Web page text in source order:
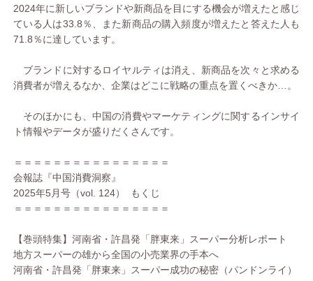
2024年に新しいブランドや新商品を目にする機会が増えたと感じ
ている人は33.8％、また新商品の購入頻度が増えたと答えた人も
71.8％に達しています。
ブランドに対するロイヤルティは消え、新商品を次々と求める
消費者が増えるなか、企業はどこに戦略の重点を置くべきか…。
そのほかにも、中国の消費やマーケティングに関するインサイ
ト情報やデータが盛りだくさんです。
＝＝＝＝＝＝＝＝＝＝＝＝＝＝＝＝
会報誌『中国消費洞察』
2025年5月号（vol. 124） もくじ
＝＝＝＝＝＝＝＝＝＝＝＝＝＝＝＝
【巻頭特集】河南省・許昌発「胖東来」スーパー分析レポート
地方スーパーの雄から全国の小売業界の手本へ
河南省・許昌発「胖東来」スーパー成功の秘密（パンドンライ）